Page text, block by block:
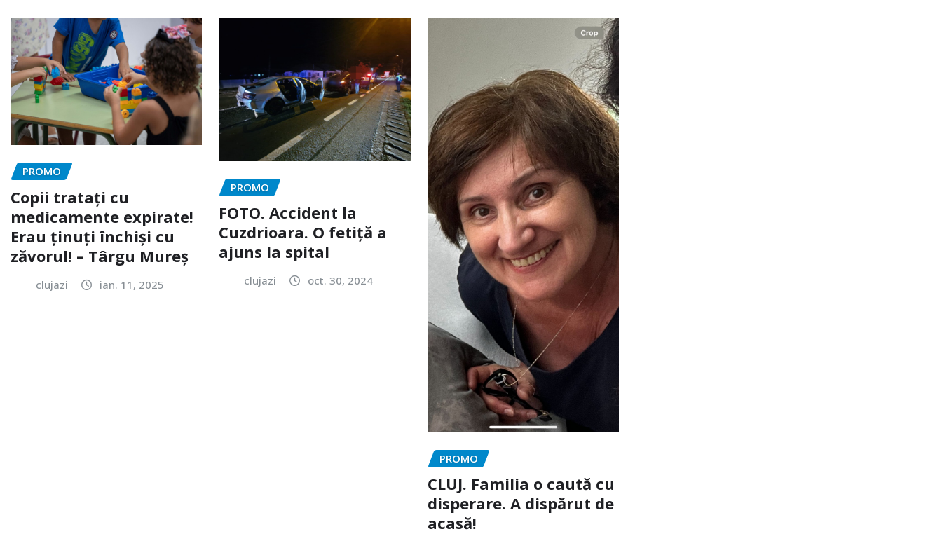
PROMO
Copii tratați cu
medicamente expirate!
Erau ținuți închiși cu
zăvorul! – Târgu Mureș
clujazi ian. 11, 2025
PROMO
FOTO. Accident la
Cuzdrioara. O fetiță a
ajuns la spital
clujazi oct. 30, 2024
PROMO
CLUJ. Familia o caută cu
disperare. A dispărut de
acasă!